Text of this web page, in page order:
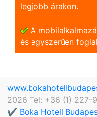
legjobb árakon.
A
és egyszerũen
2026 Tel: +36 (1) 227-
✔️ Boka Hotell